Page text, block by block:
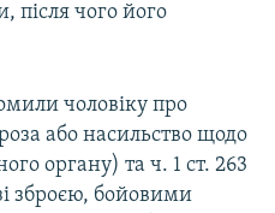
після чого його
чоловіку про
або насильство щодо
органу) та ч. 1 ст. 263
зброєю, бойовими